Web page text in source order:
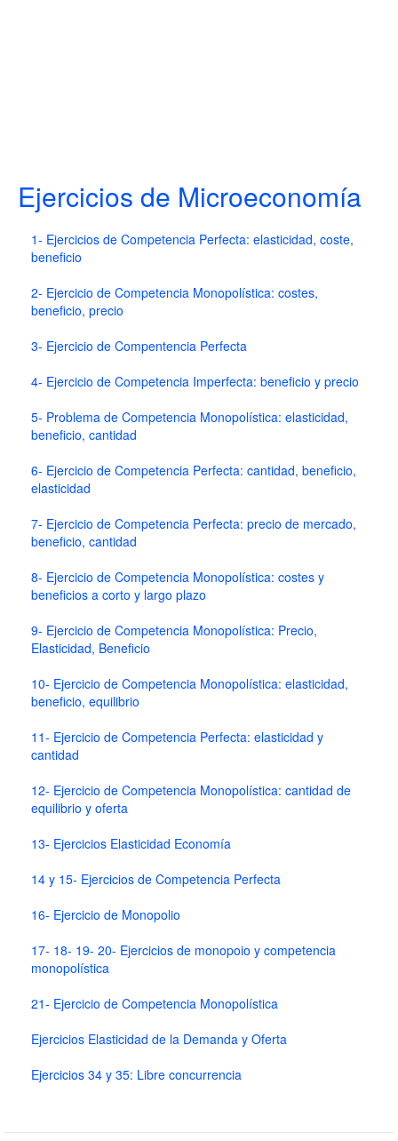
Ejercicios de Microeconomía
1- Ejercicios de Competencia Perfecta: elasticidad, coste,
beneficio
2- Ejercicio de Competencia Monopolística: costes,
beneficio, precio
3- Ejercicio de Compentencia Perfecta
4- Ejercicio de Competencia Imperfecta: beneficio y precio
5- Problema de Competencia Monopolística: elasticidad,
beneficio, cantidad
6- Ejercicio de Competencia Perfecta: cantidad, beneficio,
elasticidad
7- Ejercicio de Competencia Perfecta: precio de mercado,
beneficio, cantidad
8- Ejercicio de Competencia Monopolística: costes y
beneficios a corto y largo plazo
9- Ejercicio de Competencia Monopolística: Precio,
Elasticidad, Beneficio
10- Ejercicio de Competencia Monopolística: elasticidad,
beneficio, equilibrio
11- Ejercicio de Competencia Perfecta: elasticidad y
cantidad
12- Ejercicio de Competencia Monopolística: cantidad de
equilibrio y oferta
13- Ejercicios Elasticidad Economía
14 y 15- Ejercicios de Competencia Perfecta
16- Ejercicio de Monopolio
17- 18- 19- 20- Ejercicios de monopoio y competencia
monopolística
21- Ejercicio de Competencia Monopolística
Ejercicios Elasticidad de la Demanda y Oferta
Ejercicios 34 y 35: Libre concurrencia